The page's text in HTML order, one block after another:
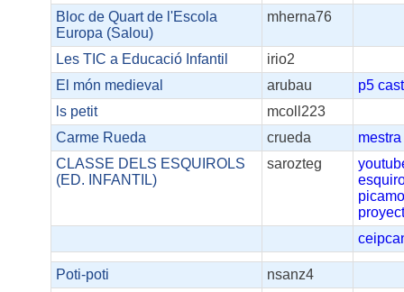
Bloc de Quart de l'Escola
Europa (Salou)
mherna76
Les TIC a Educació Infantil
irio2
El món medieval
arubau p5
ls petit
mcoll223
Carme Rueda
crueda
mestra
CLASSE DELS ESQUIROLS
(ED. INFANTIL)
sarozteg
Poti-poti
nsanz4